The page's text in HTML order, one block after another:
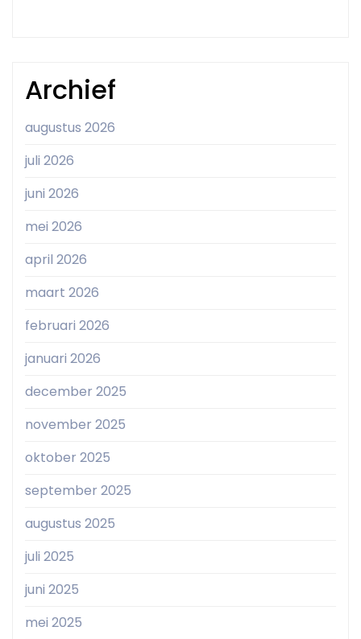
Archief
augustus 2026
juli 2026
juni 2026
mei 2026
april 2026
maart 2026
februari 2026
januari 2026
december 2025
november 2025
oktober 2025
september 2025
augustus 2025
juli 2025
juni 2025
mei 2025